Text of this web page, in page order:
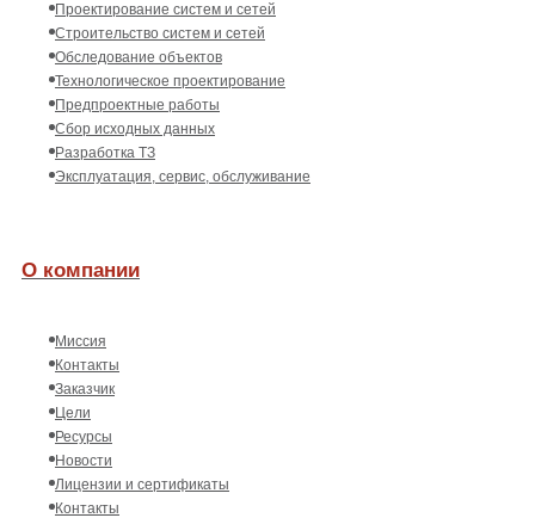
Проектирование систем и сетей
Строительство систем и сетей
Обследование объектов
Технологическое проектирование
Предпроектные работы
Сбор исходных данных
Разработка ТЗ
Эксплуатация, сервис, обслуживание
О компании
Миссия
Контакты
Заказчик
Цели
Ресурсы
Новости
Лицензии и сертификаты
Контакты